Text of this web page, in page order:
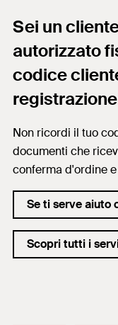
Sei un
autorizzato
codice
Non ricordi il tuo
documenti che
conferma d'ordine
Se ti serve aiuto
Scopri tutti i